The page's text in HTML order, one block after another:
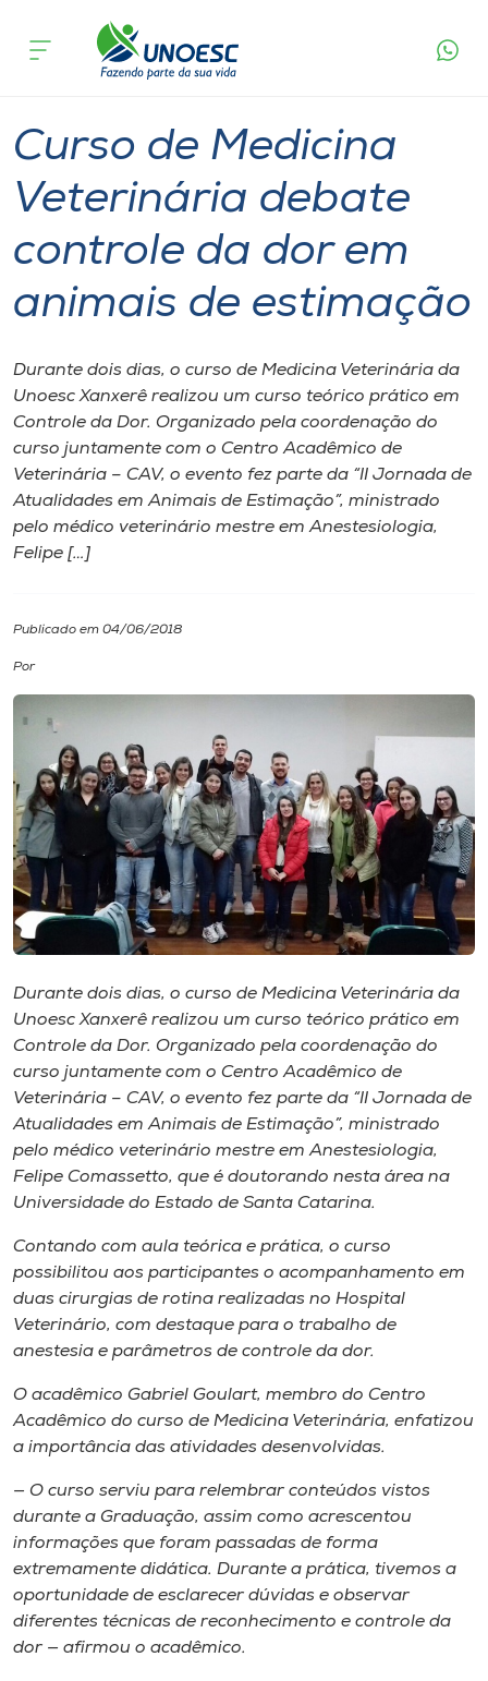
Cursos
Pesquisa
Atendimento ao Estudante
Portal de Ensino
A
Internacionalização
I.nova
Cultura
CPA
Biblioteca
Editora
Rádio
Museu
Unoesc
Store
Selecione
o idioma
A+
A-
acontece
Curso de Medicina
Veterinária debate
controle da dor em
animais de estimação
Durante dois dias, o curso de Medicina Veterinária da
Unoesc Xanxerê realizou um curso teórico prático em
Controle da Dor. Organizado pela coordenação do
curso juntamente com o Centro Acadêmico de
Veterinária – CAV, o evento fez parte da “II Jornada de
Atualidades em Animais de Estimação”, ministrado
pelo médico veterinário mestre em Anestesiologia,
Felipe […]
Publicado em 04/06/2018
Por
Durante dois dias, o curso de Medicina Veterinária da
Unoesc Xanxerê realizou um curso teórico prático em
Controle da Dor. Organizado pela coordenação do
curso juntamente com o Centro Acadêmico de
Veterinária – CAV, o evento fez parte da “II Jornada de
Atualidades em Animais de Estimação”, ministrado
pelo médico veterinário mestre em Anestesiologia,
Felipe Comassetto, que é doutorando nesta área na
Universidade do Estado de Santa Catarina.
Contando com aula teórica e prática, o curso
possibilitou aos participantes o acompanhamento em
duas cirurgias de rotina realizadas no Hospital
Veterinário, com destaque para o trabalho de
anestesia e parâmetros de controle da dor.
O acadêmico Gabriel Goulart, membro do Centro
Acadêmico do curso de Medicina Veterinária, enfatizou
a importância das atividades desenvolvidas.
— O curso serviu para relembrar conteúdos vistos
durante a Graduação, assim como acrescentou
informações que foram passadas de forma
extremamente didática. Durante a prática, tivemos a
oportunidade de esclarecer dúvidas e observar
diferentes técnicas de reconhecimento e controle da
dor — afirmou o acadêmico.